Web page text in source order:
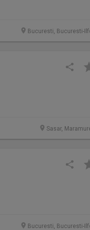
Bucuresti, Bucuresti-
Sasar,
Bucuresti, Bucuresti-